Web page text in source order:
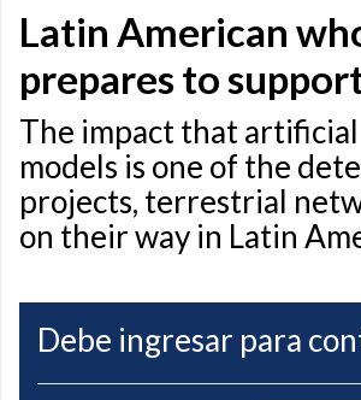
Latin American
prepares to
The impact that
models is one of the
projects, terrestrial
on their way in Latin
Debe ingresar para